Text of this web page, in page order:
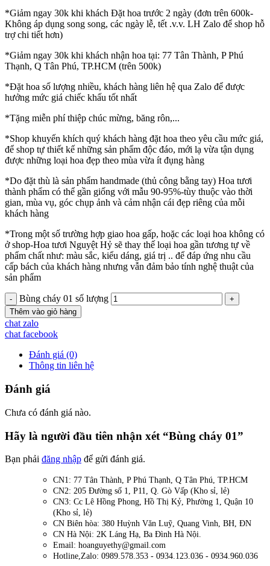
*Giảm ngay 30k khi khách Đặt hoa trước 2 ngày (đơn trên 600k-
Không áp dụng song song, các ngày lễ, tết .v.v. LH Zalo để shop hỗ
trợ chi tiết hơn)
*Giảm ngay 30k khi khách nhận hoa tại: 77 Tân Thành, P Phú
Thạnh, Q Tân Phú, TP.HCM (trên 500k)
*Đặt hoa số lượng nhiều, khách hàng liên hệ qua Zalo để được
hưởng mức giá chiếc khấu tốt nhất
*Tặng miễn phí thiệp chúc mừng, băng rôn,...
*Shop khuyến khích quý khách hàng đặt hoa theo yêu cầu mức giá,
để shop tự thiết kế những sản phẩm độc đáo, mới lạ vừa tận dụng
được những loại hoa đẹp theo mùa vừa ít đụng hàng
*Do đặt thù là sản phẩm handmade (thủ công bằng tay) Hoa tươi
thành phẩm có thể gần giống với mẫu 90-95%-tùy thuộc vào thời
gian, mùa vụ, góc chụp ảnh và cảm nhận cái đẹp riêng của mỗi
khách hàng
*Trong một số trường hợp giao hoa gấp, hoặc các loại hoa không có
ở shop-Hoa tươi Nguyệt Hỷ sẽ thay thế loại hoa gần tương tự về
phẩm chất như: màu sắc, kiểu dáng, giá trị .. để đáp ứng nhu cầu
cấp bách của khách hàng nhưng vẫn đảm bảo tính nghệ thuật của
sản phẩm
Bùng cháy 01 số lượng
Thêm vào giỏ hàng
chat zalo
chat facebook
Đánh giá (0)
Thông tin liên hệ
Đánh giá
Chưa có đánh giá nào.
Hãy là người đầu tiên nhận xét “Bùng cháy 01”
Bạn phải đăng nhập để gửi đánh giá.
CN1: 77 Tân Thành, P Phú Thạnh, Q Tân Phú, TP.HCM
CN2: 205 Đường số 1, P11, Q. Gò Vấp (Kho sỉ, lẻ)
CN3: Cc Lê Hồng Phong, Hồ Thị Kỷ, Phường 1, Quận 10
(Kho sỉ, lẻ)
CN Biên hòa: 380 Huỳnh Văn Luỹ, Quang Vinh, BH, ĐN
CN Hà Nội: 2K Láng Hạ, Ba Đình Hà Nội.
Email: hoanguyethy@gmail.com
Hotline,Zalo: 0989.578.353 - 0934.123.036 - 0934.960.036